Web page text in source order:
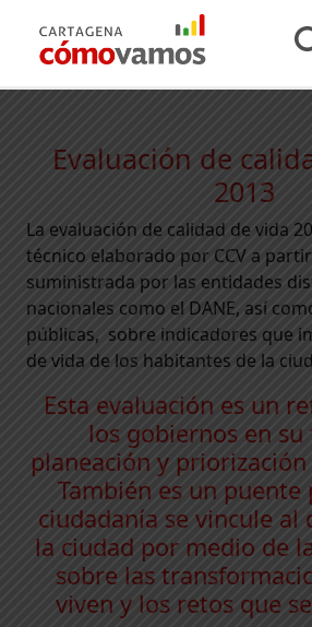
Evaluación de
2013
La evaluación de calidad de vida
técnico elaborado por CCV a
suministrada por las entidades
nacionales como el DANE, así
públicas, sobre indicadores que
de vida de los habitantes de la
Esta evaluación es un
los gobiernos en su
planeación y priorización
También es un puente
ciudadanía se vincule al
la ciudad por medio de
sobre las
viven y los retos que